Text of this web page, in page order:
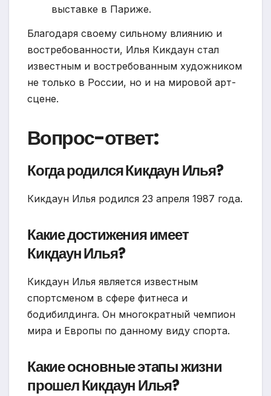
выставке в Париже.
Благодаря своему сильному влиянию и
востребованности, Илья Кикдаун стал
известным и востребованным художником
не только в России, но и на мировой арт-
сцене.
Вопрос-ответ:
Когда родился Кикдаун Илья?
Кикдаун Илья родился 23 апреля 1987 года.
Какие достижения имеет
Кикдаун Илья?
Кикдаун Илья является известным
спортсменом в сфере фитнеса и
бодибилдинга. Он многократный чемпион
мира и Европы по данному виду спорта.
Какие основные этапы жизни
прошел Кикдаун Илья?